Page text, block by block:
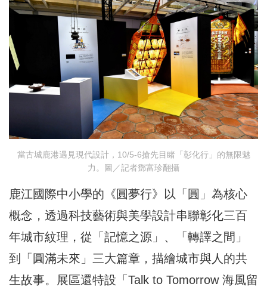
當古城鹿港遇見現代設計，10/5-6搶先目睹「彰化行」的無限魅
力。圖／記者鄧富珍翻攝
鹿江國際中小學的《圓夢行》以「圓」為核心
概念，透過科技藝術與美學設計串聯彰化三百
年城市紋理，從「記憶之源」、「轉譯之間」
到「圓滿未來」三大篇章，描繪城市與人的共
生故事。展區還特設「Talk to Tomorrow 海風留